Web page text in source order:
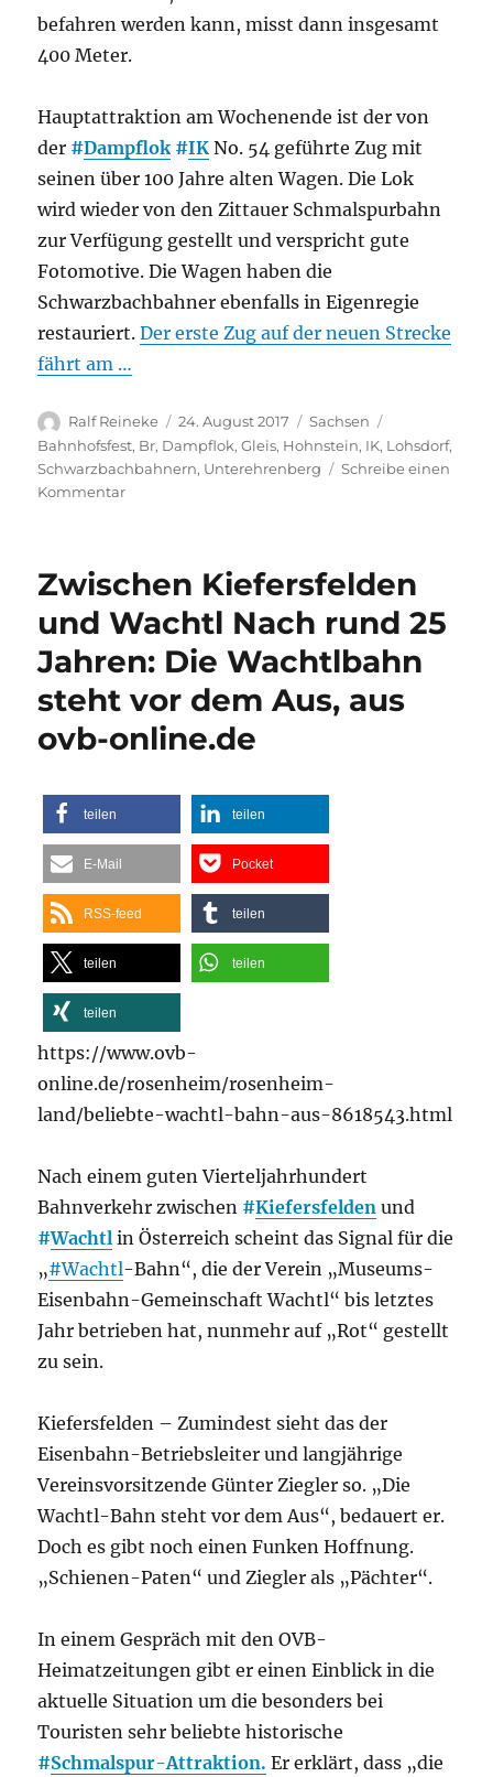
befahren werden kann, misst dann insgesamt
400 Meter.
Hauptattraktion am Wochenende ist der von
der #Dampflok #IK No. 54 geführte Zug mit
seinen über 100 Jahre alten Wagen. Die Lok
wird wieder von den Zittauer Schmalspurbahn
zur Verfügung gestellt und verspricht gute
Fotomotive. Die Wagen haben die
Schwarzbachbahner ebenfalls in Eigenregie
restauriert.Der erste Zug auf der neuen Strecke
fährt am …
Autor
Ralf Reineke
Veröffentlicht
am
24. August 2017 Kategorien
Sachsen
Bahnhofsfest, Br, Dampflok,Gleis, Hohnstein, IK, Lohsdorf,
Schwarzbachbahnern, Unterehrenberg
Schreibe einen
Kommentarzu
die
Die
Freizeit-
Eisenbahner
der
Schwarzbachbahn
haben
weiteren
Streckenabschnitt
aus
sz-
online.de
Zwischen Kiefersfelden
und Wachtl Nach rund 25
Jahren: Die Wachtlbahn
steht vor dem Aus, aus
ovb-online.de
teilen teilen
E-Mail Pocket
RSS-feed teilen
teilen teilen
teilen
https://www.ovb-
online.de/rosenheim/rosenheim-
land/beliebte-wachtl-bahn-aus-8618543.html
Nach einem guten Vierteljahrhundert
Bahnverkehr zwischen #Kiefersfelden und
#Wachtl in Österreich scheint das Signal für die
„#Wachtl-Bahn“, die der Verein „Museums-
Eisenbahn-Gemeinschaft Wachtl“ bis letztes
Jahr betrieben hat, nunmehr auf „Rot“ gestellt
zu sein.
Kiefersfelden – Zumindest sieht das der
Eisenbahn-Betriebsleiter und langjährige
Vereinsvorsitzende Günter Ziegler so. „Die
Wachtl-Bahn steht vor dem Aus“, bedauert er.
Doch es gibt noch einen Funken Hoffnung.
„Schienen-Paten“ und Ziegler als „Pächter“.
In einem Gespräch mit den OVB-
Heimatzeitungen gibt er einen Einblick in die
aktuelle Situation um die besonders bei
Touristen sehr beliebte historische
#Schmalspur-Attraktion. Er erklärt, dass „die